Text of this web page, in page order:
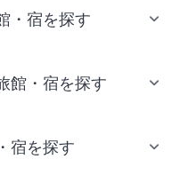
・宿を探す
館・宿を探す
宿を探す